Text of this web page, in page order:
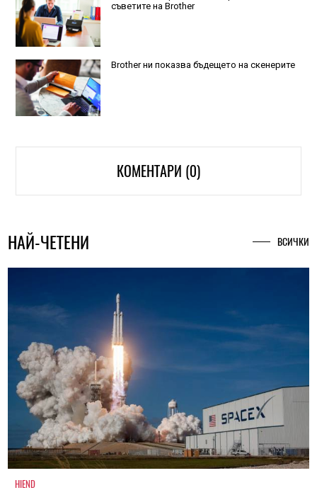
съветите на Brother
Brother ни показва бъдещето на скенерите
КОМЕНТАРИ (0)
НАЙ-ЧЕТЕНИ ВСИЧКИ
HIEND